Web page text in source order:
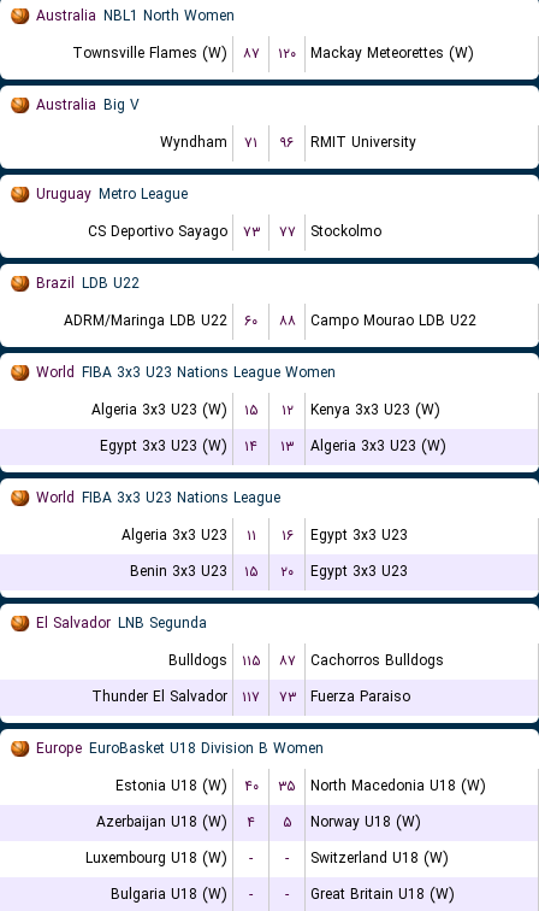
Australia NBL1 North Women
Townsville Flames (W)
۸۷ ۱۲۰ Mackay Meteorettes (W)
Australia Big V
Wyndham
۷۱ ۹۶ RMIT University
Uruguay Metro League
CS Deportivo Sayago
۷۳ ۷۷ Stockolmo
Brazil LDB U22
ADRM/Maringa LDB U22
۶۰ ۸۸ Campo Mourao LDB U22
World FIBA 3x3 U23 Nations League Women
Algeria 3x3 U23 (W)
۱۵ ۱۲
Kenya 3x3 U23 (W)
Egypt 3x3 U23 (W)
۱۴ ۱۳ Algeria 3x3 U23 (W)
World FIBA 3x3 U23 Nations League
Algeria 3x3 U23
۱۱ ۱۶
Egypt 3x3 U23
Benin 3x3 U23
۱۵ ۲۰ Egypt 3x3 U23
El Salvador LNB Segunda
Bulldogs
۱۱۵ ۸۷
Cachorros Bulldogs
Thunder El Salvador
۱۱۷ ۷۳ Fuerza Paraiso
Europe EuroBasket U18 Division B Women
Estonia U18 (W)
۴۰ ۳۵
North Macedonia U18 (W)
Azerbaijan U18 (W)
۴ ۵
Norway U18 (W)
Luxembourg U18 (W)
- -
Switzerland U18 (W)
Bulgaria U18 (W)
- -
Great Britain U18 (W)